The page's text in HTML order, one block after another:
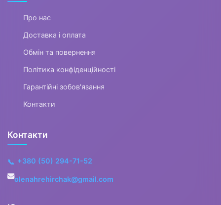
Про нас
Доставка і оплата
Обмін та повернення
Політика конфіденційності
Гарантійні зобов'язання
Контакти
Контакти
📞 +380 (50) 294-71-52
olenahrehirchak@gmail.com